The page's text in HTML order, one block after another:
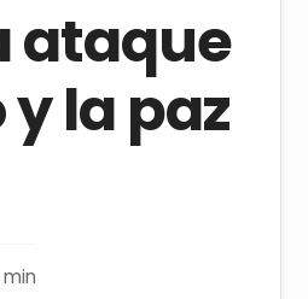
ataque
la paz
min